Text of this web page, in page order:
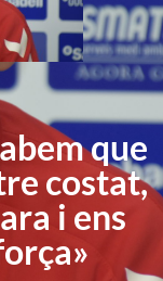
que
costat,
i ens